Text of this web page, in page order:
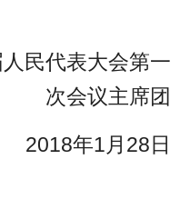
民代表大会第一
次会议主席团
年1月28日